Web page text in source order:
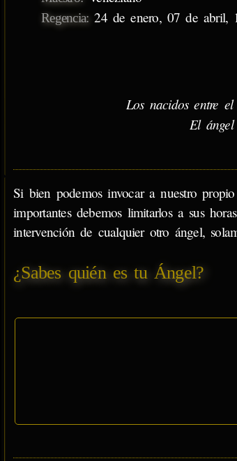
Regencia: 24 de enero, 07 de abril,
Los nacidos entre
El
Si bien podemos invocar a nuestro
importantes debemos limitarlos a sus
intervención de cualquier otro ángel,
¿Sabes quién es tu Ángel?